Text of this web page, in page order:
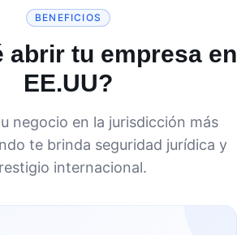
BENEFICIOS
abrir tu empresa en
EE.UU?
negocio en la jurisdicción más
te brinda seguridad jurídica y
internacional.